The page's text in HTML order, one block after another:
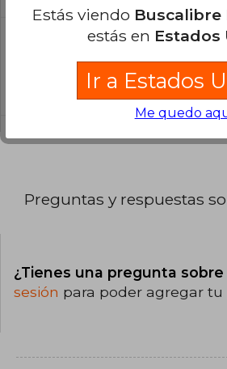
¿Cuál es la encuadernación
La encuadernación de esta
Preguntas y respuestas
¿Tienes una pregunta sobre
sesión para poder agregar
Estás viendo Buscalibre
estás en Estados
Ir a Estados
Me quedo